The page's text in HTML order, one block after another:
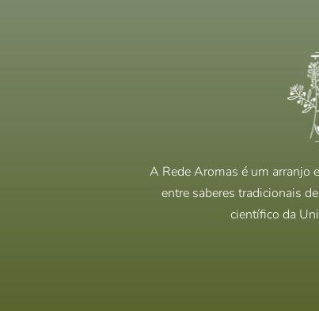
A Rede Aromas é um arranjo
entre saberes tradicionais
científico da